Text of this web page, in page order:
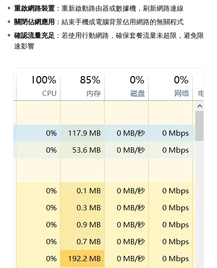
重啟網路裝置 ：重新啟動路由器或數據機，刷新網路連線
關閉佔網應用 ：結束手機或電腦背景佔用網路的無關程式
確認流量充足 ：若使用行動網路，確保套餐流量未超限，避免限
速影響